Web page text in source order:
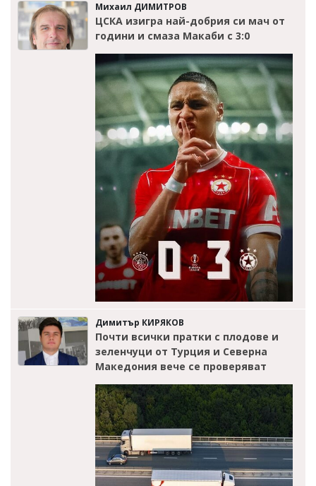
Михаил ДИМИТРОВ
ЦСКА изигра най-добрия си мач от
години и смаза Макаби с 3:0
Димитър КИРЯКОВ
Почти всички пратки с плодове и
зеленчуци от Турция и Северна
Македония вече се проверяват